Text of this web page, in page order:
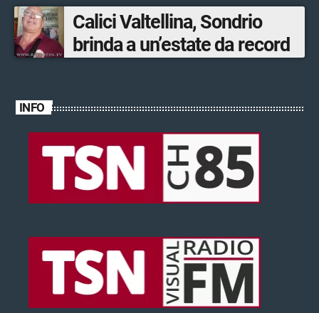
Calici Valtellina, Sondrio
brinda a un’estate da record
INFO